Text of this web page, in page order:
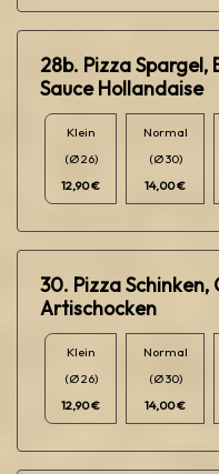
28b. Pizza Spargel,
Sauce Hollandaise
Klein
(Ø 26)
12,90 €
Normal
(Ø 30)
14,00 €
30. Pizza
Artischocken
Klein
(Ø 26)
12,90 €
Normal
(Ø 30)
14,00 €